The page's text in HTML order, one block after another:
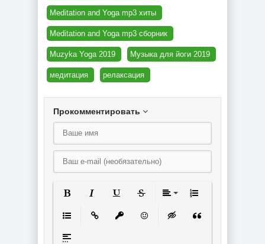
Meditation and Yoga mp3 хиты
Meditation and Yoga mp3 сборник
Muzyka Yoga 2019 Музыка для йоги 2019
медитация релаксация
Прокомментировать